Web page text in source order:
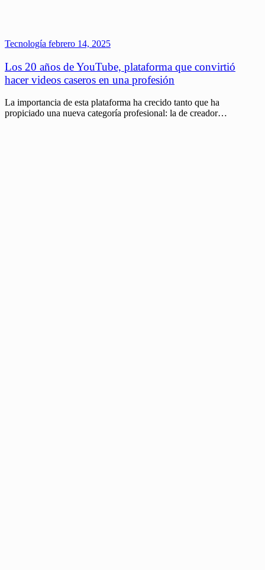
Tecnología febrero 14, 2025
Los 20 años de YouTube, plataforma que convirtió
hacer videos caseros en una profesión
La importancia de esta plataforma ha crecido tanto que ha
propiciado una nueva categoría profesional: la de creador…